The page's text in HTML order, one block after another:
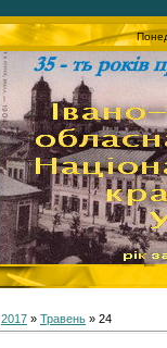
2017 » Травень » 24